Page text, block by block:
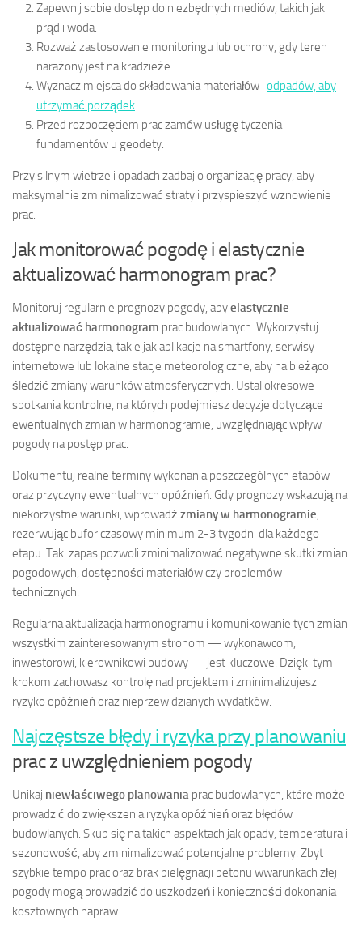
Zapewnij sobie dostęp do niezbędnych mediów, takich jak
prąd i woda.
Rozważ zastosowanie monitoringu lub ochrony, gdy teren
narażony jest na kradzieże.
Wyznacz miejsca do składowania materiałów i odpadów, aby
utrzymać porządek.
Przed rozpoczęciem prac zamów usługę tyczenia
fundamentów u geodety.
Przy silnym wietrze i opadach zadbaj o organizację pracy, aby
maksymalnie zminimalizować straty i przyspieszyć wznowienie
prac.
Jak monitorować pogodę i elastycznie
aktualizować harmonogram prac?
Monitoruj regularnie prognozy pogody, abyelastycznie
aktualizować harmonogram prac budowlanych. Wykorzystuj
dostępne narzędzia, takie jak aplikacje na smartfony, serwisy
internetowe lub lokalne stacje meteorologiczne, aby na bieżąco
śledzić zmiany warunków atmosferycznych. Ustal okresowe
spotkania kontrolne, na których podejmiesz decyzje dotyczące
ewentualnych zmian w harmonogramie, uwzględniając wpływ
pogody na postęp prac.
Dokumentuj realne terminy wykonania poszczególnych etapów
oraz przyczyny ewentualnych opóźnień. Gdy prognozy wskazują na
niekorzystne warunki, wprowadź zmiany w harmonogramie,
rezerwując bufor czasowy minimum 2-3 tygodni dla każdego
etapu. Taki zapas pozwoli zminimalizować negatywne skutki zmian
pogodowych, dostępności materiałów czy problemów
technicznych.
Regularna aktualizacja harmonogramu i komunikowanie tych zmian
wszystkim zainteresowanym stronom — wykonawcom,
inwestorowi, kierownikowi budowy — jest kluczowe. Dzięki tym
krokom zachowasz kontrolę nad projektem i zminimalizujesz
ryzyko opóźnień oraz nieprzewidzianych wydatków.
Najczęstsze błędy i ryzyka przy planowaniu
prac z uwzględnieniem pogody
Unikaj niewłaściwego planowania prac budowlanych, które może
prowadzić do zwiększenia ryzyka opóźnień oraz błędów
budowlanych. Skup się na takich aspektach jak opady, temperatura i
sezonowość, aby zminimalizować potencjalne problemy. Zbyt
szybkie tempo prac oraz brak pielęgnacji betonu wwarunkach złej
pogody mogą prowadzić do uszkodzeń i konieczności dokonania
kosztownych napraw.